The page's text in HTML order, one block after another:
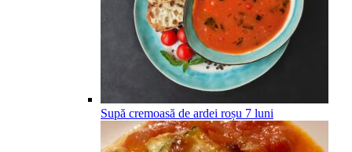
Supă cremoasă de ardei roșu 7 luni